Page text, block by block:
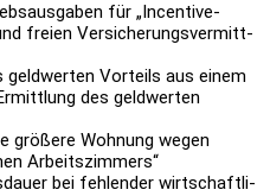
für „Incen­tive-
freien Versi­che­rungs­ver­mitt­
geld­werten Vorteils aus einem
des geld­werten
größere Wohnung wegen
Arbeits­zim­mers“
bei fehlender wirt­schaft­li­